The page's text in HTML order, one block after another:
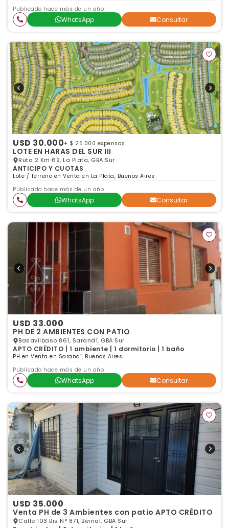
Publicado hace más de un año
WhatsApp Consultar
USD 30.000+ $ 25.000 expensas
LOTE EN HARAS DEL SUR III
Ruta 2 Km 69, La Plata, GBA Sur
ANTICIPO Y CUOTAS
Lote / Terreno en Venta en La Plata, Buenos Aires
Publicado hace más de un año
WhatsApp Consultar
USD 33.000
PH DE 2 AMBIENTES CON PATIO
Basavilbaso 861, Sarandí, GBA Sur
APTO CRÉDITO | 1 ambiente | 1 dormitorio | 1 baño
PH en Venta en Sarandí, Buenos Aires
Publicado hace más de un año
WhatsApp Consultar
USD 35.000
Venta PH de 3 Ambientes con patio APTO CRÉDITO
Calle 103 Bis N° 871, Bernal, GBA Sur